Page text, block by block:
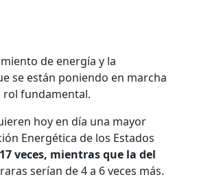
de energía y la
se están poniendo en marcha
rol fundamental.
hoy en día una mayor
Energética de los Estados
veces, mientras que la del
serían de 4 a 6 veces más.